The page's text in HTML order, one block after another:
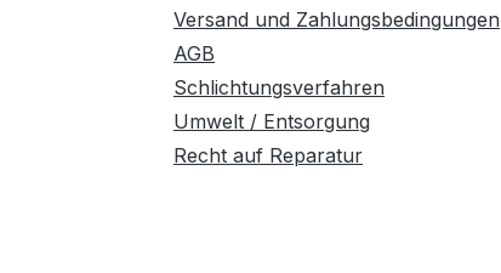
Versand und Zahlungsbedingungen
AGB
Schlichtungsverfahren
Umwelt / Entsorgung
Recht auf Reparatur